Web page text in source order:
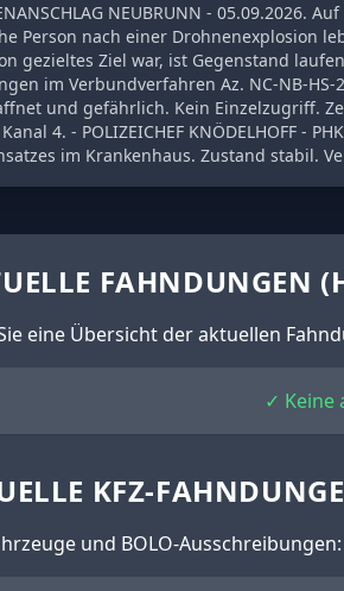
NEUBRUNN -
Person nach einer Drohnenexplosion
gezieltes Ziel war, ist Gegenstand
im Verbundverfahren Az. NC-NB-
und gefährlich. Kein Einzelzugriff.
4. - POLIZEICHEF KNÖDELHOFF -
im Krankenhaus. Zustand stabil.
FAHNDUNGEN
eine Übersicht der aktuellen
✓ Keine
KFZ-
und BOLO-Ausschreibungen: